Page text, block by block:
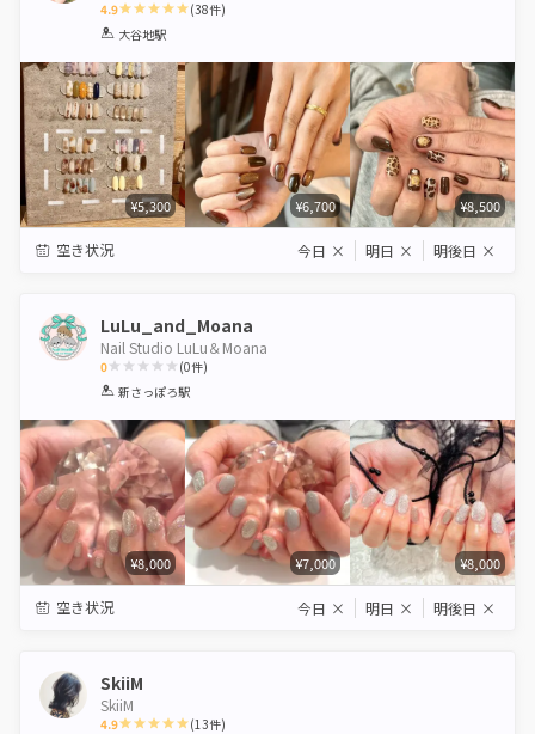
4.9
1 2 3 4
(38件)
大谷地駅
¥5,300 ¥6,700 ¥8,500
空き状況 今日 × 明日 × 明後日 ×
LuLu_and_Moana
Nail Studio LuLu＆Moana
0
1 2 3 4 5
(0件)
新さっぽろ駅
¥8,000 ¥7,000 ¥8,000
空き状況 今日 × 明日 × 明後日 ×
SkiiM
SkiiM
4.9 (13件)